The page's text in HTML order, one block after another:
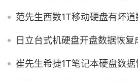
范先生西数1T移动硬盘有坏
日立台式机硬盘开盘数据恢复
崔先生希捷1T笔记本硬盘数据